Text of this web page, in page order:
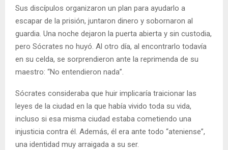
Sus discípulos organizaron un plan para ayudarlo a
escapar de la prisión, juntaron dinero y sobornaron al
guardia. Una noche dejaron la puerta abierta y sin custodia,
pero Sócrates no huyó. Al otro día, al encontrarlo todavía
en su celda, se sorprendieron ante la reprimenda de su
maestro: “No entendieron nada”.
Sócrates consideraba que huir implicaría traicionar las
leyes de la ciudad en la que había vivido toda su vida,
incluso si esa misma ciudad estaba cometiendo una
injusticia contra él. Además, él era ante todo “ateniense”,
una identidad muy arraigada a su ser.